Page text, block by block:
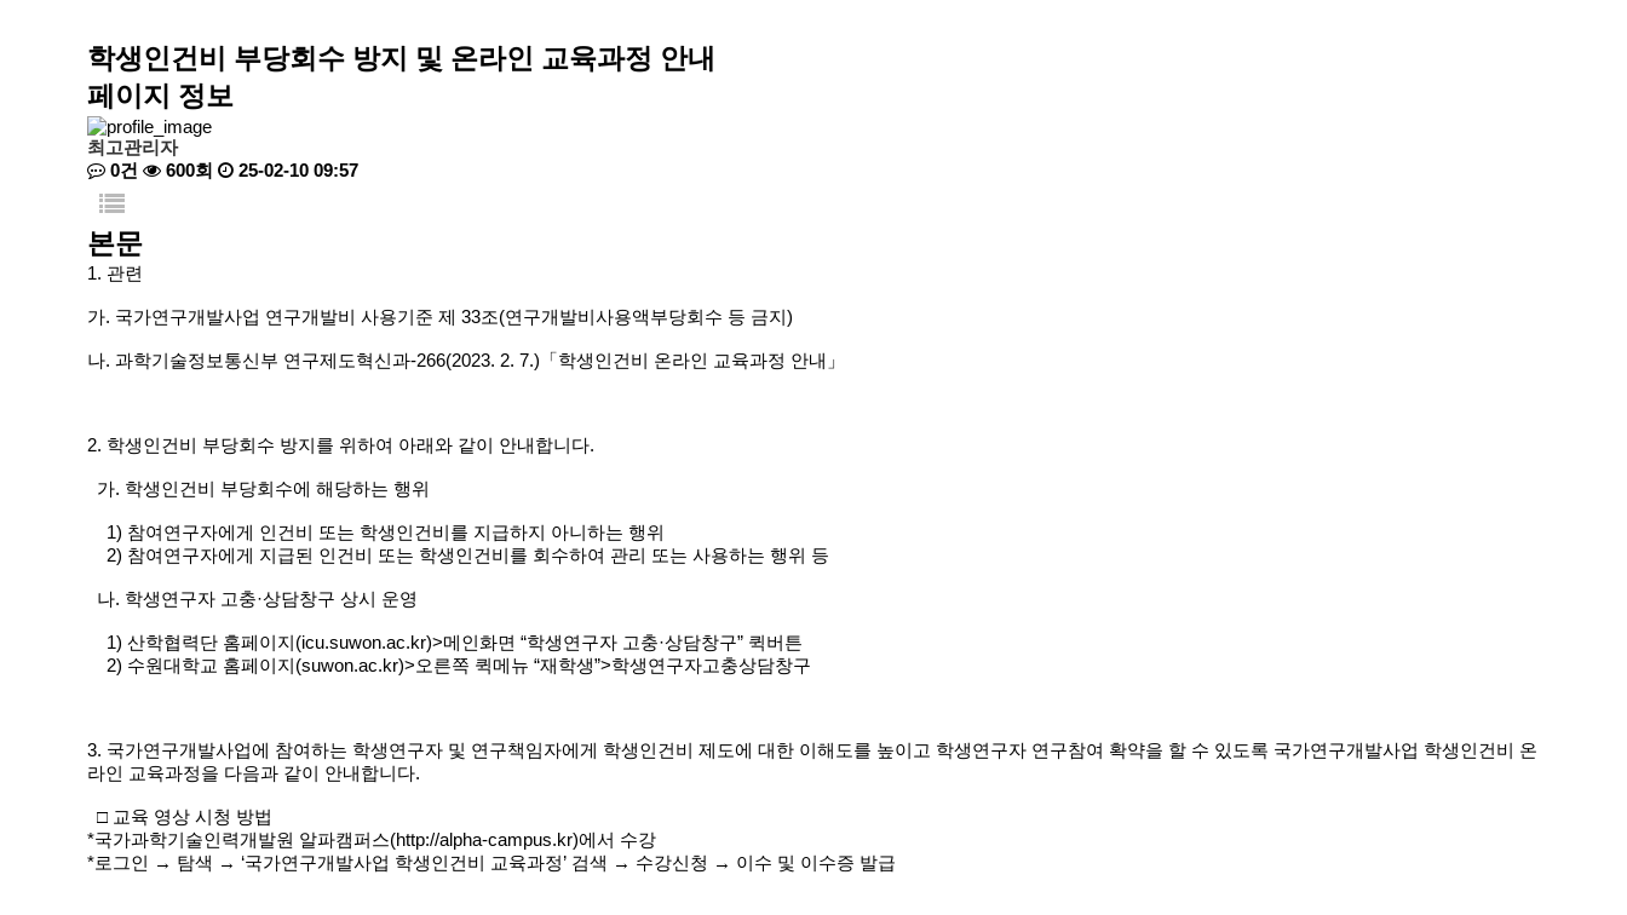
학생인건비 부당회수 방지 및 온라인 교육과정 안내
페이지 정보
최고관리자
0건
600회 25-02-10 09:57
본문
1. 관련
가. 국가연구개발사업 연구개발비 사용기준 제 33조(연구개발비사용액부당회수 등 금지)
나. 과학기술정보통신부 연구제도혁신과-266(2023. 2. 7.)「학생인건비 온라인 교육과정 안내」
2. 학생인건비 부당회수 방지를 위하여 아래와 같이 안내합니다.
가. 학생인건비 부당회수에 해당하는 행위
1) 참여연구자에게 인건비 또는 학생인건비를 지급하지 아니하는 행위
2) 참여연구자에게 지급된 인건비 또는 학생인건비를 회수하여 관리 또는 사용하는 행위 등
나. 학생연구자 고충·상담창구 상시 운영
1) 산학협력단 홈페이지(icu.suwon.ac.kr)>메인화면 “학생연구자 고충·상담창구” 퀵버튼
2) 수원대학교 홈페이지(suwon.ac.kr)>오른쪽 퀵메뉴 “재학생”>학생연구자고충상담창구
3. 국가연구개발사업에 참여하는 학생연구자 및 연구책임자에게 학생인건비 제도에 대한 이해도를 높이고 학생연구자 연구참여 확약을 할 수 있도록 국가연구개발사업 학생인건비 온
라인 교육과정을 다음과 같이 안내합니다.
□ 교육 영상 시청 방법
*국가과학기술인력개발원 알파캠퍼스(http://alpha-campus.kr)에서 수강
*로그인 → 탐색 → ‘국가연구개발사업 학생인건비 교육과정’ 검색 → 수강신청 → 이수 및 이수증 발급